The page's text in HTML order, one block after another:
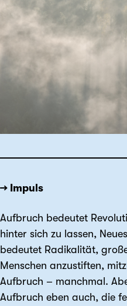
→ Impuls
Aufbruch bedeutet
hinter sich zu lassen,
bedeutet Radikalität,
Menschen anzustiften,
Aufbruch – manchmal.
Aufbruch eben auch, die